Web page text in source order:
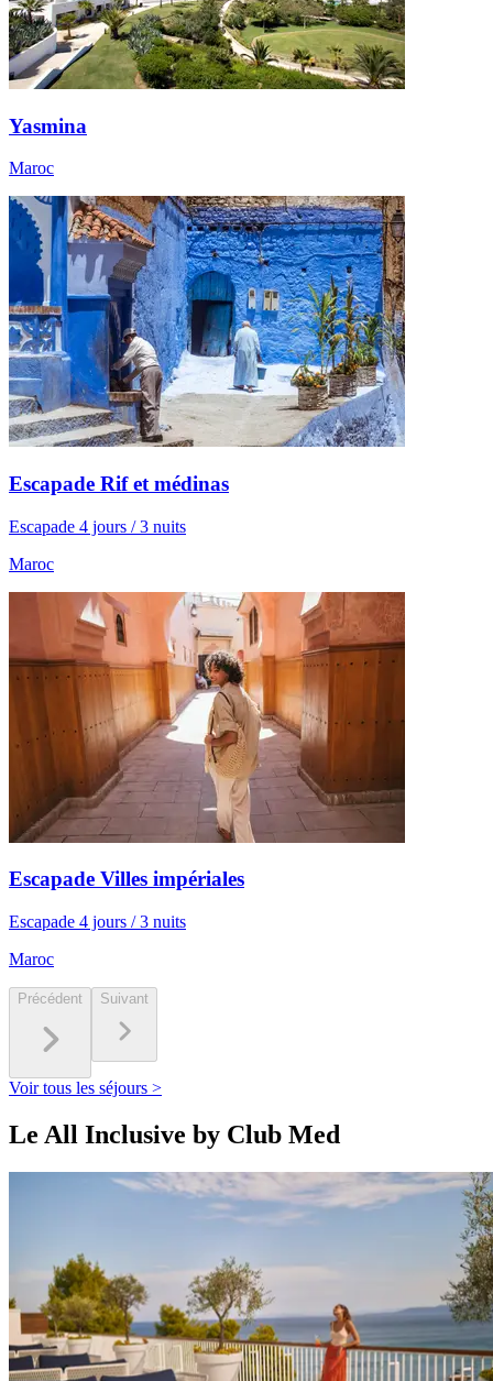
Yasmina
Maroc
Escapade Rif et médinas
Escapade 4 jours / 3 nuits
Maroc
Escapade Villes impériales
Escapade 4 jours / 3 nuits
Maroc
Précédent Suivant
Voir tous les séjours >
Le All Inclusive by Club Med